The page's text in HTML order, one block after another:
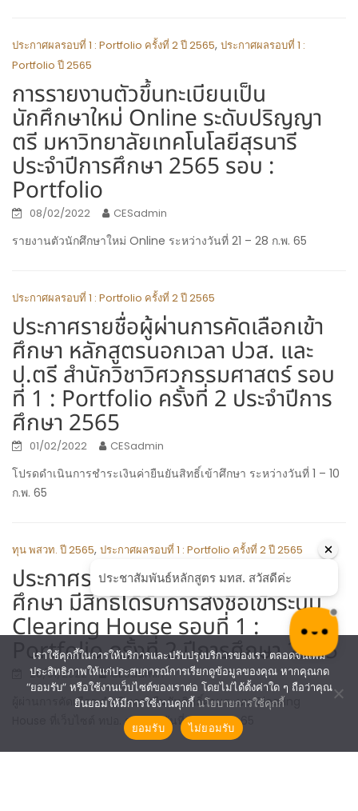
ประกาศผลรอบที่ 1 : Portfolio ครั้งที่ 2 ปี 2565, ประกาศผลรอบที่ 1 :
Portfolio ปี 2565
การรายงานตัวขึ้นทะเบียนเป็น
นักศึกษาใหม่ Online ระดับปริญญา
ตรี มหาวิทยาลัยเทคโนโลยีสุรนารี
ประจำปีการศึกษา 2565 รอบ :
Portfolio
08/02/2022 CESadmin
รายงานตัวนักศึกษาใหม่ Online ระหว่างวันที่ 21 – 28 ก.พ. 65
ประกาศผลรอบที่ 1 : Portfolio ครั้งที่ 2 ปี 2565
ประกาศรายชื่อผู้ผ่านการคัดเลือกเข้า
ศึกษา หลักสูตรนอกเวลา ปวส. และ
ป.ตรี สำนักวิชาวิศวกรรมศาสตร์ รอบ
ที่ 1 : Portfolio ครั้งที่ 2 ประจำปีการ
ศึกษา 2565
01/02/2022 CESadmin
โปรดดำเนินการชำระเงินค่ายืนยันสิทธิ์เข้าศึกษา ระหว่างวันที่ 1 – 10
ก.พ. 65
ทุน พสวท. ปี 2565, ประกาศผลรอบที่ 1 : Portfolio ครั้งที่ 2 ปี 2565
ประกาศรายชื่อผู้ผ่านการคัดเลือกเข้า
ศึกษา มีสิทธิ์ได้รับการส่งชื่อเข้าระบบ
Clearing House รอบที่ 1 :
Portfolio ครั้งที่ 2 ปีการศึกษา 2565
28/01/2022 CESadmin
ผู้ผ่านการคัดเลือก ดำเนินการยืนยันสิทธิ์ผ่านระบบ Clearing
House ที่เว็บไซต์ ทปอ. ระหว่างวันที่ 7 – 8 ก.พ. 65
เราใช้คุกกี้ในการให้บริการและปรับปรุงบริการของเรา ตลอดจนเพิ่ม
ประสิทธิภาพให้แก่ประสบการณ์การเรียกดูข้อมูลของคุณ หากคุณกด
“ยอมรับ” หรือใช้งานเว็บไซต์ของเราต่อ โดยไม่ได้ตั้งค่าใด ๆ ถือว่าคุณ
ยินยอมให้มีการใช้งานคุกกี้ นโยบายการใช้คุกกี้
ยอมรับ
ไม่ยอมรับ